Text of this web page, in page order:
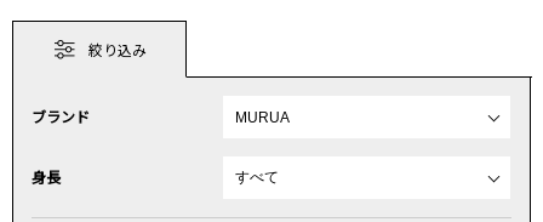
絞り込み
ブランド
身長